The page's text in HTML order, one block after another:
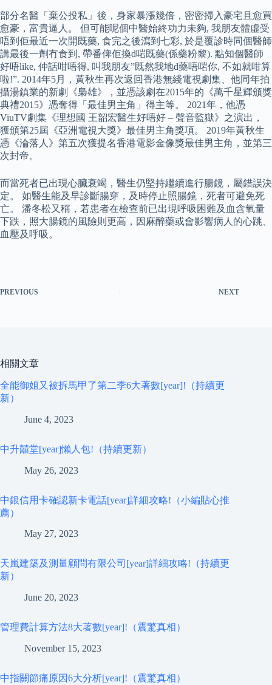
部分名醫「棄公投私」後，身家暴漲幾倍，密密掃入豪宅且愈買
愈豪，富貴逼人。 但可能呢個中醫始終功力未夠, 我朋友體虛受
唔到佢最近一次開既藥, 食完之後瀉到七彩, 於是覆診時同個醫師
講最後一劑冇食到, 帶番俾佢換d啱既藥(係藥粉黎). 點知個醫師
好唔like, 仲話咁唔得, 叫我朋友”既然我地d藥唔啱你, 不如就咁算
啦!”. 2014年5月，黃秋生再次返回香港無綫電視劇集、他同年拍
攝湯鎮業的新劇《梟雄》，並憑該劇在2015年的《萬千星輝頒獎
典禮2015》憑奪得「最佳男主角」得主等。 2021年，他憑
ViuTV劇集《理想國 王韶宏醫生好唔好 – 聲音監獄》之演出，
獲頒第25屆《亞洲電視大獎》最佳男主角獎項。 2019年黃秋生
憑《淪落人》第五次獲提名香港電影金像獎最佳男主角，並第三
次封帝。
而當死者已出現心臟衰竭，醫生仍堅持繼續進行腸鏡，屬錯誤決
定。 如醫生能及早診斷腸穿，及時停止照腸鏡，死者可避免死
亡。 潘冬松又稱，若患者在檢查前已出現呼吸困難及血含氧量
下跌，照大腸鏡的風險則更高，因麻醉藥或會影響病人的心跳、
血壓及呼吸。
PREVIOUS NEXT
相關文章
全能御姐又被拆馬甲了第二季6大著數[year]!（持續更
新）
June 4, 2023
中升囍堂[year]懶人包!（持續更新）
May 26, 2023
中銀信用卡確認新卡電話[year]詳細攻略!（小編貼心推
薦）
May 27, 2023
天嵐建築及測量顧問有限公司[year]詳細攻略!（持續更
新）
June 20, 2023
管理費計算方法8大著數[year]!（震驚真相）
November 15, 2023
中指關節痛原因6大分析[year]!（震驚真相）